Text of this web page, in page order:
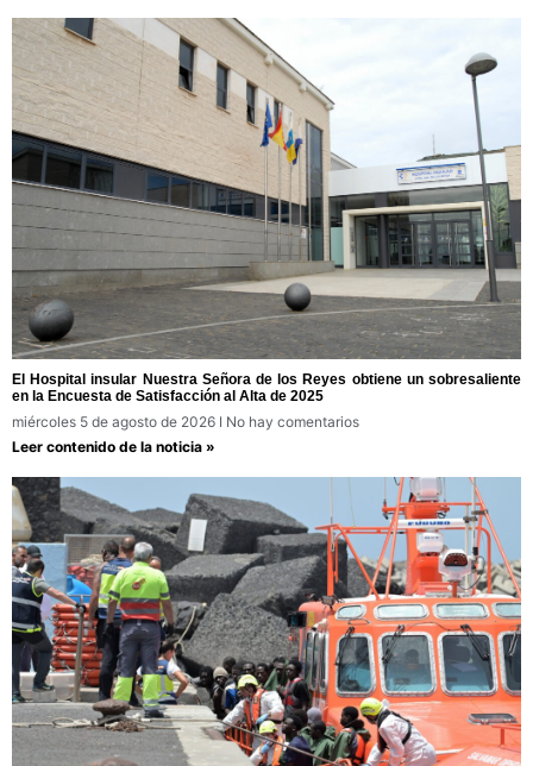
El Hospital insular Nuestra Señora de los Reyes obtiene un sobresaliente
en la Encuesta de Satisfacción al Alta de 2025
miércoles 5 de agosto de 2026
No hay comentarios
Leer contenido de la noticia »